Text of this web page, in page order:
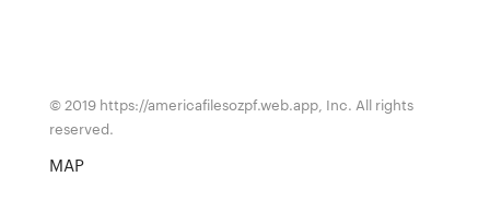
© 2019 https://americafilesozpf.web.app, Inc. All rights
reserved.
MAP